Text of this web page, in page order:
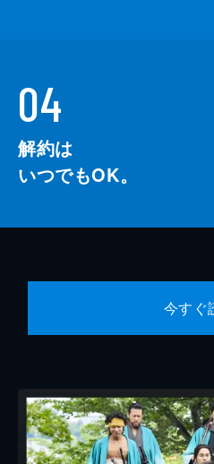
04
解約は
いつでもOK。
今すぐ